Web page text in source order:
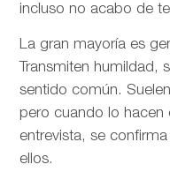
incluso no acabo de
La gran mayoría es
Transmiten humildad,
sentido común.
pero cuando lo hacen
entrevista, se
ellos.